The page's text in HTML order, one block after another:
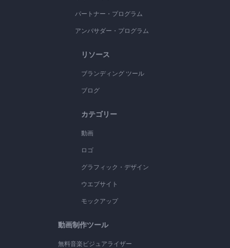
パートナー・プログラム
アンバサダー・プログラム
リソース
ブランディング ツール
ブログ
カテゴリー
動画
ロゴ
グラフィック・デザイン
ウエブサイト
モックアップ
動画制作ツール
無料音楽ビジュアライザー